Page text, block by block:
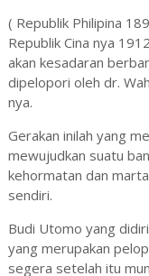
( Republik Philipina
Republik Cina nya
akan kesadaran
dipelopori oleh dr.
nya.
Gerakan inilah yang
mewujudkan suatu
kehormatan dan
sendiri.
Budi Utomo yang
yang merupakan
segera setelah itu